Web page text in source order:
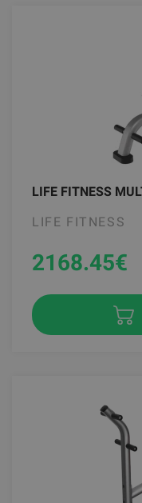
LIFE FITNESS
LIFE FITNESS
2168.45€